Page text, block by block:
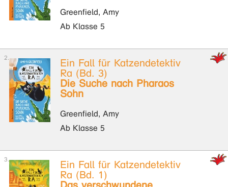
Greenfield, Amy
Ab Klasse 5
Ein Fall für Katzendetektiv
Ra (Bd. 3)
Die Suche nach Pharaos
Sohn
Greenfield, Amy
Ab Klasse 5
Ein Fall für Katzendetektiv
Ra (Bd. 1)